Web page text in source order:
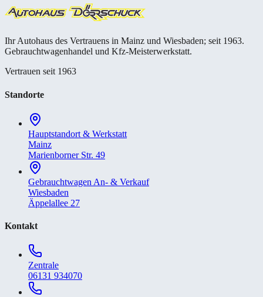
Ihr Autohaus des Vertrauens in Mainz und Wiesbaden; seit 1963.
Gebrauchtwagenhandel und Kfz-Meisterwerkstatt.
Vertrauen seit 1963
Standorte
Hauptstandort & Werkstatt
Mainz
Marienborner Str. 49
Gebrauchtwagen An- & Verkauf
Wiesbaden
Äppelallee 27
Kontakt
Zentrale
06131 934070